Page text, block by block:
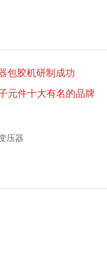
包胶机研制成功
元件十大有名的品牌
压器